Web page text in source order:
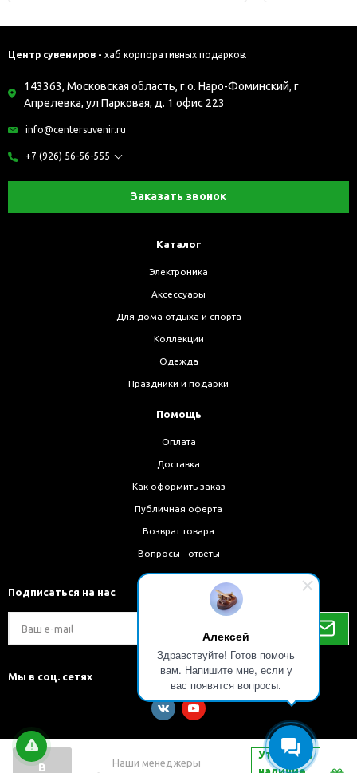
Алексей
Здравствуйте! Готов помочь
вам. Напишите мне, если у
вас появятся вопросы.
Уточнить
В
Наши менеджеры
Центр сувениров - хаб корпоративных подарков.
143363, Московская область, г.о. Наро-Фоминский, г
Апрелевка, ул Парковая, д. 1 офис 223
info@centersuvenir.ru
+7 (926) 56-56-555
Заказать звонок
Каталог
Электроника
Аксессуары
Для дома отдыха и спорта
Коллекции
Одежда
Праздники и подарки
Помощь
Оплата
Доставка
Как оформить заказ
Публичная оферта
Возврат товара
Вопросы - ответы
Подписаться на нас
Мы в соц. сетях